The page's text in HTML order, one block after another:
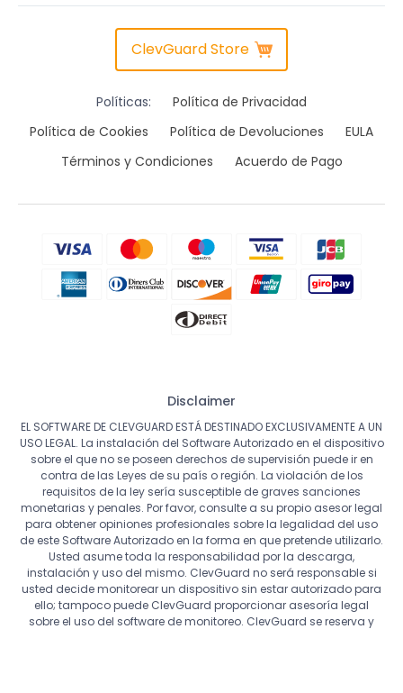
ClevGuard Store
Políticas:
Política de Privacidad
Política de Cookies
Política de Devoluciones
EULA
Términos y Condiciones
Acuerdo de Pago
Disclaimer
EL SOFTWARE DE CLEVGUARD ESTÁ DESTINADO EXCLUSIVAMENTE A UN
USO LEGAL. La instalación del Software Autorizado en el dispositivo
sobre el que no se poseen derechos de supervisión puede ir en
contra de las Leyes de su país o región. La violación de los
requisitos de la ley sería susceptible de graves sanciones
monetarias y penales. Por favor, consulte a su propio asesor legal
para obtener opiniones profesionales sobre la legalidad del uso
de este Software Autorizado en la forma en que pretende utilizarlo.
Usted asume toda la responsabilidad por la descarga,
instalación y uso del mismo. ClevGuard no será responsable si
usted decide monitorear un dispositivo sin estar autorizado para
ello; tampoco puede ClevGuard proporcionar asesoría legal
sobre el uso del software de monitoreo. ClevGuard se reserva y